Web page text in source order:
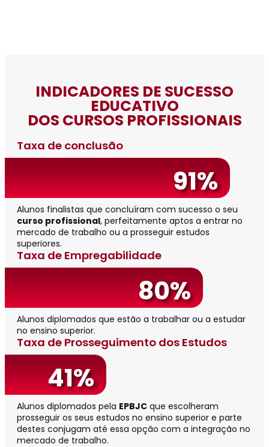
INDICADORES DE SUCESSO
EDUCATIVO
DOS CURSOS PROFISSIONAIS
Taxa de conclusão
91%
Alunos finalistas que concluíram com sucesso o seu
curso profissional, perfeitamente aptos a entrar no
mercado de trabalho ou a prosseguir estudos
superiores.
Taxa de Empregabilidade
80%
Alunos diplomados que estão a trabalhar ou a estudar
no ensino superior.
Taxa de Prosseguimento dos Estudos
41%
Alunos diplomados pela EPBJC que escolheram
prosseguir os seus estudos no ensino superior e parte
destes conjugam até essa opção com a integração no
mercado de trabalho.